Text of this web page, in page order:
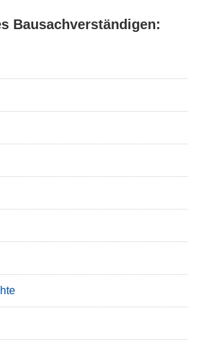
Bausachverständigen: